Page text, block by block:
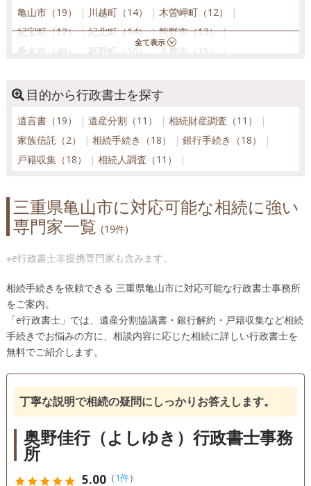
亀山市（19）
川越町（14）
木曽岬町（12）
紀宝町（12）
紀北町（14）
熊野市（13）
桑名市（46）
菰野町（16）
志摩市（15）
玉城町（13）
津市（74） 東員町（15）
御浜町（12）
明和町（15）
四日市市（81）
度会町（16）
目的から行政書士を探す
遺言書（19） 遺産分割（11）
相続財産調査（11）
家族信託（2）
相続手続き（18）
銀行手続き（18）
戸籍収集（18）
相続人調査（11）
三重県亀山市に対応可能な相続に強い
専門家一覧 (19件)
※e行政書士非提携専門家も含みます。
相続手続きを依頼できる 三重県亀山市に対応可能な行政書士事務所
をご案内。
「e行政書士」では、遺産分割協議書・銀行解約・戸籍収集など相続
手続きでお悩みの方に、相談内容に応じた相続に詳しい行政書士を
無料でご紹介します。
丁寧な説明で相続の疑問にしっかりお答えします。
奥野佳行（よしゆき）行政書士事務
所
starstarstarstarstar 5.00（1件）